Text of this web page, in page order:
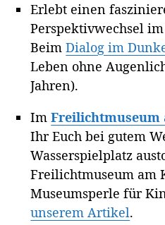
Erlebt einen
Perspektivwechsel
BeimDialog im
Leben ohne
Jahren).
ImFreilichtmuseum
Ihr Euch bei gutem
Wasserspielplatz
Freilichtmuseum am
Museumsperle für
unserem Artikel.